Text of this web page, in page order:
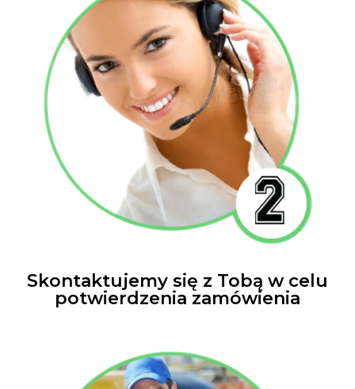
Skontaktujemy się z Tobą w celu
potwierdzenia zamówienia